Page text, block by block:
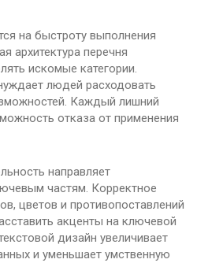
на быстроту выполнения
архитектура перечня
искомые категории.
людей расходовать
Каждый лишний
отказа от применения
направляет
частям. Корректное
цветов и противопоставлений
акценты на ключевой
дизайн увеличивает
и уменьшает умственную